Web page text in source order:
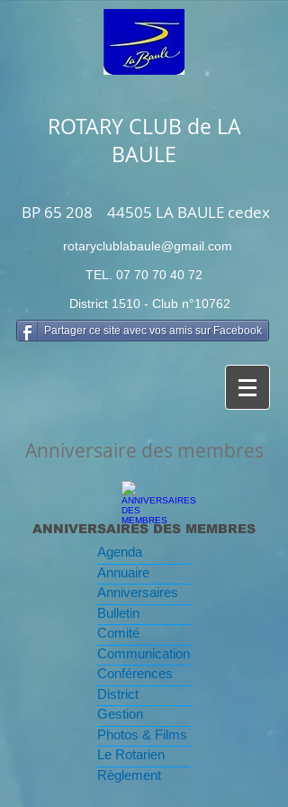
ROTARY CLUB de LA
BAULE
BP 65 208 44505 LA BAULE cedex
rotaryclublabaule@gmail.com
TEL. 07 70 70 40 72
District 1510 - Club n°10762
Partager ce site avec vos amis sur Facebook
Anniversaire des membres
ANNIVERSAIRES DES MEMBRES
Agenda
Annuaire
Anniversaires
Bulletin
Comité
Communication
Conférences
District
Gestion
Photos & Films
Le Rotarien
Règlement